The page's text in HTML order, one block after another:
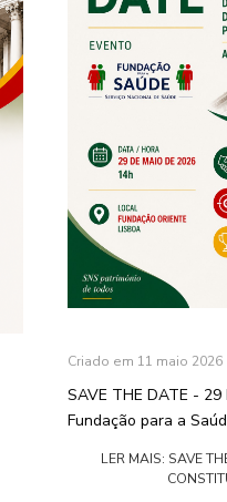
Criado em 11 maio 2026
SAVE THE DATE - 29
Fundação para a
LER MAIS: SAVE